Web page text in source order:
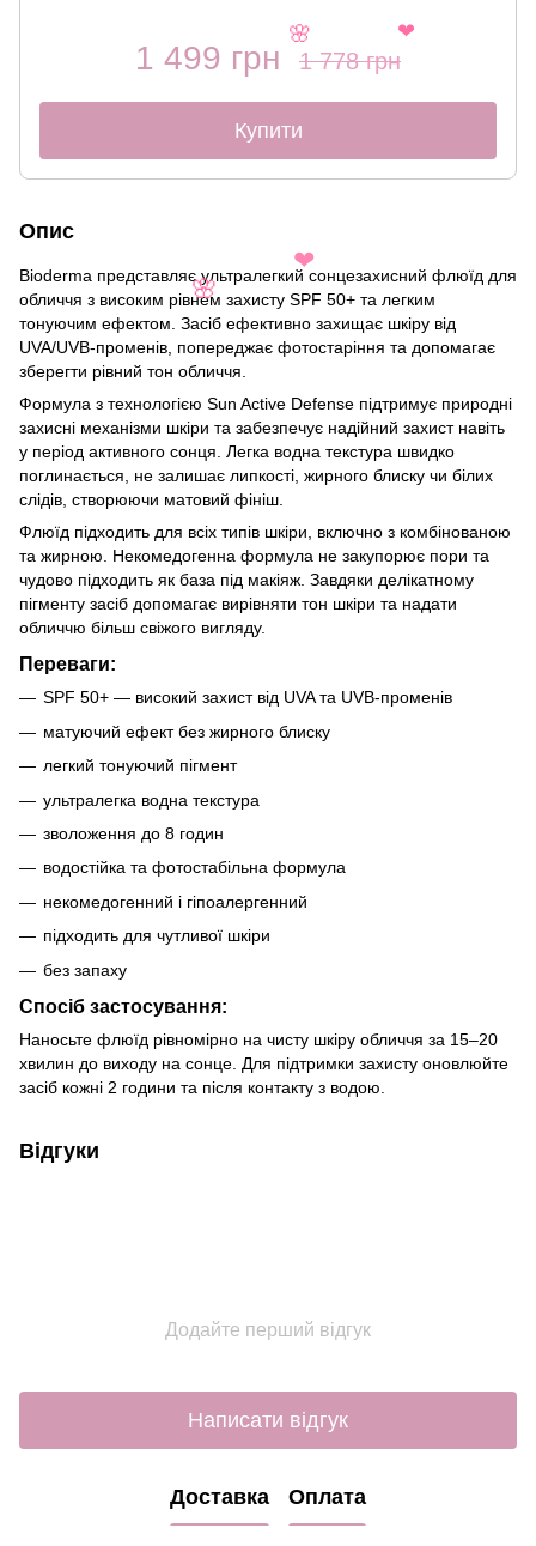
1 499 грн 1 778 грн
Купити
Опис
Bioderma представляє ультралегкий сонцезахисний флюїд для
обличчя з високим рівнем захисту SPF 50+ та легким
тонуючим ефектом. Засіб ефективно захищає шкіру від
UVA/UVB-променів, попереджає фотостаріння та допомагає
зберегти рівний тон обличчя.
Формула з технологією Sun Active Defense підтримує природні
захисні механізми шкіри та забезпечує надійний захист навіть
у період активного сонця. Легка водна текстура швидко
поглинається, не залишає липкості, жирного блиску чи білих
слідів, створюючи матовий фініш.
Флюїд підходить для всіх типів шкіри, включно з комбінованою
та жирною. Некомедогенна формула не закупорює пори та
чудово підходить як база під макіяж. Завдяки делікатному
пігменту засіб допомагає вирівняти тон шкіри та надати
обличчю більш свіжого вигляду.
Переваги:
SPF 50+ — високий захист від UVA та UVB-променів
матуючий ефект без жирного блиску
легкий тонуючий пігмент
ультралегка водна текстура
зволоження до 8 годин
водостійка та фотостабільна формула
некомедогенний і гіпоалергенний
підходить для чутливої шкіри
без запаху
Спосіб застосування:
Наносьте флюїд рівномірно на чисту шкіру обличчя за 15–20
хвилин до виходу на сонце. Для підтримки захисту оновлюйте
засіб кожні 2 години та після контакту з водою.
Відгуки
Додайте перший відгук
Написати відгук
Доставка Оплата
❤
🌸
🌸